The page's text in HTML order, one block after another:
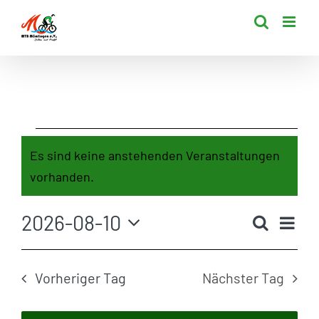
Inhalt
für
Hinweis
Es sind keine anstehenden Veranstaltungen
vorhanden.
Suche
Tag
2026-08-10
Datum
wählen.
Vorheriger Tag Nächster Tag